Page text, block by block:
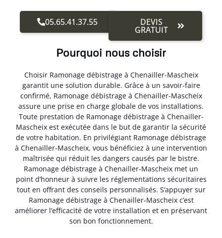
05.65.41.37.55 DEVIS
GRATUIT
Pourquoi nous choisir
Choisir Ramonage débistrage à Chenailler-Mascheix
garantit une solution durable. Grâce à un savoir-faire
confirmé, Ramonage débistrage à Chenailler-Mascheix
assure une prise en charge globale de vos installations.
Toute prestation de Ramonage débistrage à Chenailler-
Mascheix est exécutée dans le but de garantir la sécurité
de votre habitation. En privilégiant Ramonage débistrage
à Chenailler-Mascheix, vous bénéficiez à une intervention
maîtrisée qui réduit les dangers causés par le bistre.
Ramonage débistrage à Chenailler-Mascheix met un
point d’honneur à suivre les réglementations sécuritaires
tout en offrant des conseils personnalisés. S’appuyer sur
Ramonage débistrage à Chenailler-Mascheix c’est
améliorer l’efficacité de votre installation et en préservant
son bon fonctionnement.